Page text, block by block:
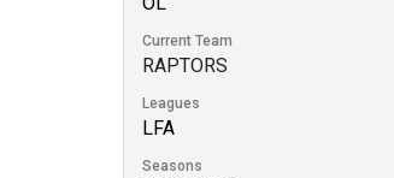
Current Team
RAPTORS
Leagues
LFA
Seasons